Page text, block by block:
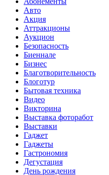
Авто
Акция
Аттракционы
Аукцион
Безопасность
Биеннале
Бизнес
Благотворительность
Блоготур
Бытовая техника
Видео
Викторина
Выставка фоторабот
Выставки
Гаджет
Гаджеты
Гастрономия
Дегустация
День рождения